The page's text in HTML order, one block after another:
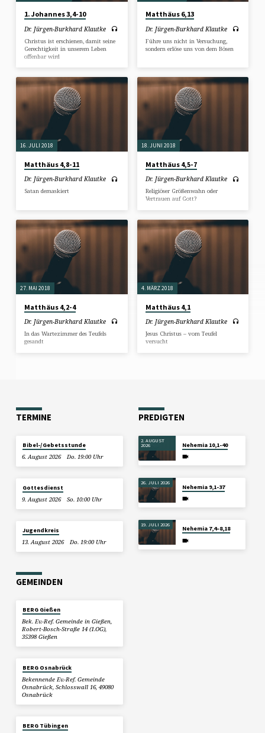
1. Johannes 3,4-10
Dr. Jürgen-Burkhard Klautke
Christus ist erschienen, damit seine
Gerechtigkeit in unserem Leben
offenbar wird
Matthäus 6,13
Dr. Jürgen-Burkhard Klautke
Führe uns nicht in Versuchung,
sondern erlöse uns von dem Bösen
16. JULI 2018
Matthäus 4,8-11
Dr. Jürgen-Burkhard Klautke
Satan demaskiert
18. JUNI 2018
Matthäus 4,5-7
Dr. Jürgen-Burkhard Klautke
Religiöser Größenwahn oder
Vertrauen auf Gott?
27. MAI 2018
Matthäus 4,2-4
Dr. Jürgen-Burkhard Klautke
In das Wartezimmer des Teufels
gesandt
4. MÄRZ 2018
Matthäus 4,1
Dr. Jürgen-Burkhard Klautke
Jesus Christus – vom Teufel
versucht
TERMINE
Bibel-/Gebetsstunde
6. August 2026
Do. 19:00 Uhr
Gottesdienst
9. August 2026
So. 10:00 Uhr
Jugendkreis
13. August 2026
Do. 19:00 Uhr
PREDIGTEN
2. AUGUST
2026 Nehemia 10,1-40
26. JULI 2026
Nehemia 9,1-37
19. JULI 2026
Nehemia 7,4–8,18
GEMEINDEN
BERG Gießen
Bek. Ev.-Ref. Gemeinde in Gießen,
Robert-Bosch-Straße 14 (1.OG),
35398 Gießen
BERG Osnabrück
Bekennende Ev.-Ref. Gemeinde
Osnabrück, Schlosswall 16, 49080
Osnabrück
BERG Tübingen